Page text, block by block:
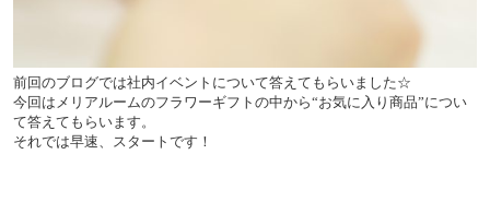
前回のブログでは社内イベントについて答えてもらいました☆
今回はメリアルームのフラワーギフトの中から“お気に入り商品”につい
て答えてもらいます。
それでは早速、スタートです！